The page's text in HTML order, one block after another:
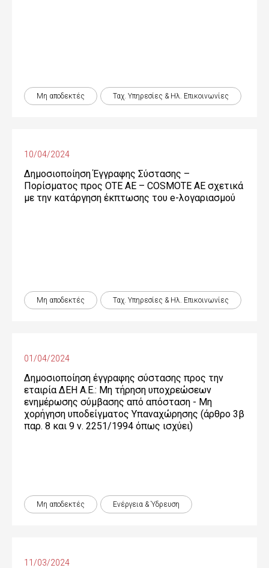
Μη αποδεκτές Ταχ. Υπηρεσίες & Ηλ. Επικοινωνίες
10/04/2024
Δημοσιοποίηση Έγγραφης Σύστασης –
Πορίσματος προς OTE ΑΕ – COSMOTE ΑΕ σχετικά
με την κατάργηση έκπτωσης του e-λογαριασμού
Μη αποδεκτές Ταχ. Υπηρεσίες & Ηλ. Επικοινωνίες
01/04/2024
Δημοσιοποίηση έγγραφης σύστασης προς την
εταιρία ΔΕΗ Α.Ε.: Μη τήρηση υποχρεώσεων
ενημέρωσης σύμβασης από απόσταση - Μη
χορήγηση υποδείγματος Υπαναχώρησης (άρθρο 3β
παρ. 8 και 9 ν. 2251/1994 όπως ισχύει)
Μη αποδεκτές Ενέργεια & Ύδρευση
11/03/2024